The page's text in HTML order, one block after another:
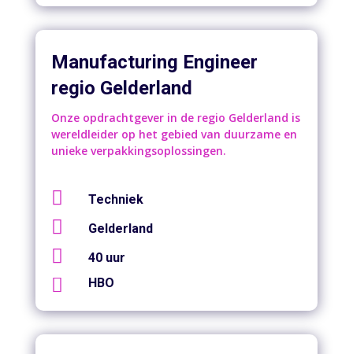
Manufacturing Engineer
regio Gelderland
Onze opdrachtgever in de regio Gelderland is
wereldleider op het gebied van duurzame en
unieke verpakkingsoplossingen.
 Techniek
 Gelderland
 40 uur
 HBO